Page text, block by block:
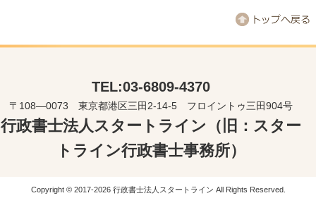
TEL:03-6809-4370
〒108―0073 東京都港区三田2-14-5 フロイントゥ三田904号
行政書士法人スタートライン（旧：スター
トライン行政書士事務所）
Copyright © 2017-2026 行政書士法人スタートライン All Rights Reserved.